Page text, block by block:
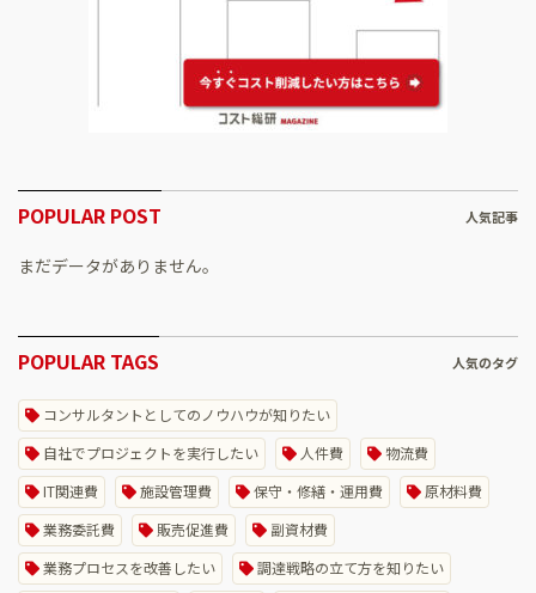
POPULAR POST 人気記事
まだデータがありません。
POPULAR TAGS 人気のタグ
コンサルタントとしてのノウハウが知りたい
自社でプロジェクトを実行したい
人件費
物流費
IT関連費
施設管理費 保守・修繕・運用費
原材料費
業務委託費
販売促進費
副資材費
業務プロセスを改善したい
調達戦略の立て方を知りたい